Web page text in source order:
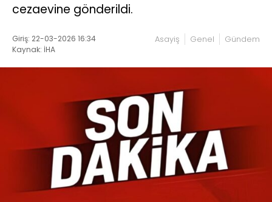
cezaevine gönderildi.
Giriş: 22-03-2026 16:34
Kaynak: İHA
Asayiş Genel Gündem